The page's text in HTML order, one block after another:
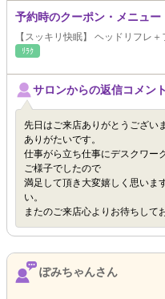
予約時のクーポン・メニュー
【スッキリ快眠】 ヘッドリフレ
ﾘﾗｸ
サロンからの返信コメント
先日はご来店ありがとうござい
ありがたいです。
仕事がら立ち仕事にデスクワー
ご様子でしたので
満足して頂き大変嬉しく思いま
い。
またのご来店心よりお待ちして
ぽみちゃんさん